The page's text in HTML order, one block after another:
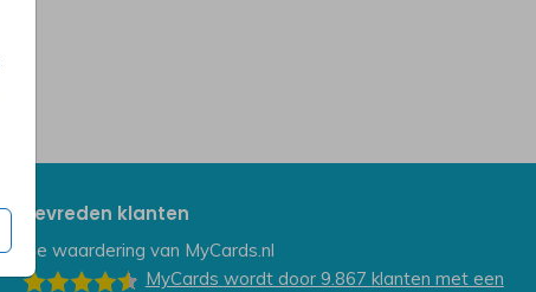
Tevreden klanten
De waardering van MyCards.nl
MyCards wordt door 9.867 klanten met een